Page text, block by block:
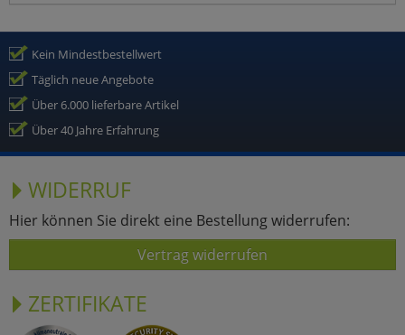
Kein Mindestbestellwert
Täglich neue Angebote
Über 6.000 lieferbare Artikel
Über 40 Jahre Erfahrung
WIDERRUF
Hier können Sie direkt eine Bestellung widerrufen:
Vertrag widerrufen
ZERTIFIKATE